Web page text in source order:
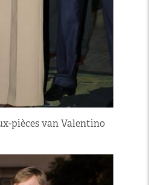
pièces van Valentino